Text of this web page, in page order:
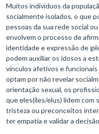
Muitos indivíduos da
socialmente isolados, o que
pessoas da sua rede social
envolvem o processo de
identidade e expressão de
podem auxiliar os idosos a
vínculos afetivos e
optam por não revelar
orientação sexual, os
que eles(iles/elus) lidem com
tristeza ou preconceitos
ter empatia e validar a